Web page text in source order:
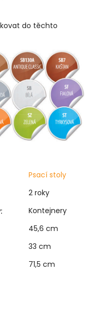
do těchto
Psací stoly
2 roky
:
Kontejnery
45,6 cm
33 cm
71,5 cm